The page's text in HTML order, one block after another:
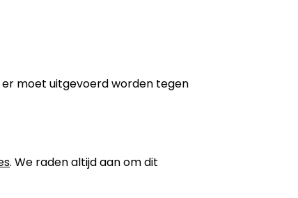
moet uitgevoerd worden tegen
. We raden altijd aan om dit